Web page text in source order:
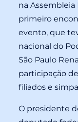
na Assembleia
primeiro
evento, que
nacional do
São Paulo
participação
filiados e
O presidente